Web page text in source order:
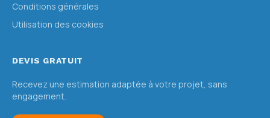
Conditions générales
Utilisation des cookies
DEVIS GRATUIT
Recevez une estimation adaptée à votre projet, sans
engagement.